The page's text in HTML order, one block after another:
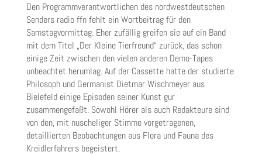
Den Programmverantwortlichen des nordwestdeutschen
Senders radio ffn fehlt ein Wortbeitrag für den
Samstagvormittag. Eher zufällig greifen sie auf ein Band
mit dem Titel „Der Kleine Tierfreund“ zurück, das schon
einige Zeit zwischen den vielen anderen Demo-Tapes
unbeachtet herumlag. Auf der Cassette hatte der studierte
Philosoph und Germanist Dietmar Wischmeyer aus
Bielefeld einige Episoden seiner Kunst gur
zusammengefaßt. Sowohl Hörer als auch Redakteure sind
von den, mit nuscheliger Stimme vorgetragenen,
detaillierten Beobachtungen aus Flora und Fauna des
Kreidlerfahrers begeistert.